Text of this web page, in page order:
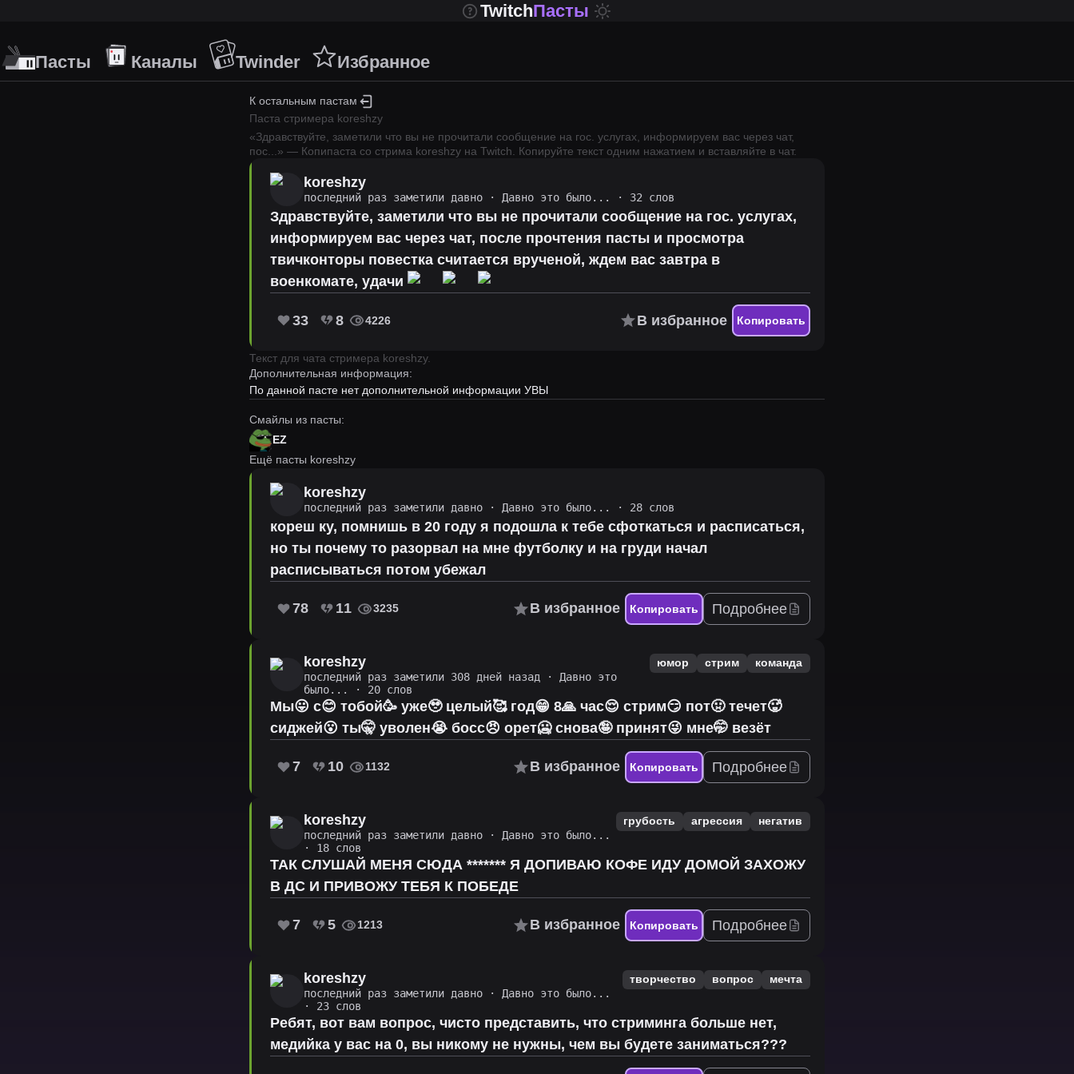
TwitchПасты
Пасты Каналы Twinder Избранное
К остальным пастам
Паста стримера koreshzy
«Здравствуйте, заметили что вы не прочитали сообщение на гос. услугах, информируем вас через чат,
пос
» — Копипаста со стрима koreshzy на Twitch. Копируйте текст одним нажатием и вставляйте в чат.
koreshzy
последний раз заметили давно · Давно это было... · 32 слов
Здравствуйте, заметили что вы не прочитали сообщение на гос. услугах,
информируем вас через чат, после прочтения пасты и просмотра
твичконторы повестка считается врученой, ждем вас завтра в
военкомате, удачи
33 8 4226 В избранное Копировать
Текст для чата стримера koreshzy.
Дополнительная информация:
По данной пасте нет дополнительной информации УВЫ
Смайлы из пасты:
EZ
Ещё пасты koreshzy
koreshzy
последний раз заметили давно · Давно это было... · 28 слов
кореш ку, помнишь в 20 году я подошла к тебе сфоткаться и расписаться,
но ты почему то разорвал на мне футболку и на груди начал
расписываться потом убежал
78 11 3235 В избранное Копировать Подробнее
koreshzy
последний раз заметили 308 дней назад ·
Давно это
было...
· 20 слов
юмор стрим команда
Мы😛 с😊 тобой🥳 уже🥹 целый🥰 год😁 8🙏 час😌 стрим😏 пот🤢 течет🥵
сиджей😮 ты🤫 уволен😭 босс😠 орет🥶 снова🤪 принят😜 мне🤭 везёт
7 10 1132 В избранное Копировать Подробнее
koreshzy
последний раз заметили давно ·
Давно это было...
· 18 слов
грубость агрессия негатив
ТАК СЛУШАЙ МЕНЯ СЮДА ******* Я ДОПИВАЮ КОФЕ ИДУ ДОМОЙ ЗАХОЖУ
В ДС И ПРИВОЖУ ТЕБЯ К ПОБЕДЕ
7 5 1213 В избранное Копировать Подробнее
koreshzy
последний раз заметили давно ·
Давно это было...
· 23 слов
творчество вопрос мечта
Ребят, вот вам вопрос, чисто представить, что стриминга больше нет,
медийка у вас на 0, вы никому не нужны, чем вы будете заниматься???